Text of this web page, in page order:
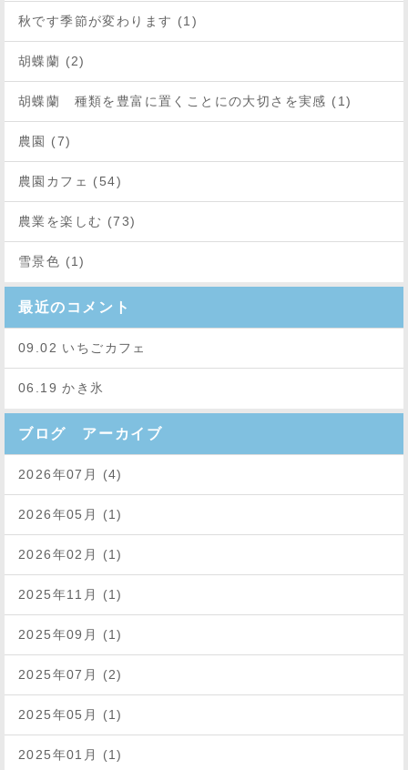
秋です季節が変わります (1)
胡蝶蘭 (2)
胡蝶蘭 種類を豊富に置くことにの大切さを実感 (1)
農園 (7)
農園カフェ (54)
農業を楽しむ (73)
雪景色 (1)
最近のコメント
09.02 いちごカフェ
06.19 かき氷
ブログ アーカイブ
2026年07月 (4)
2026年05月 (1)
2026年02月 (1)
2025年11月 (1)
2025年09月 (1)
2025年07月 (2)
2025年05月 (1)
2025年01月 (1)